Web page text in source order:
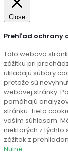
Close
Prehľad ochrany
Táto webová
zážitku pri
ukladajú súbory
pretože sú
webovej stránky.
pomáhajú
stránku. Tieto
vaším súhlasom.
niektorých z týchto
zážitok z
Nutné